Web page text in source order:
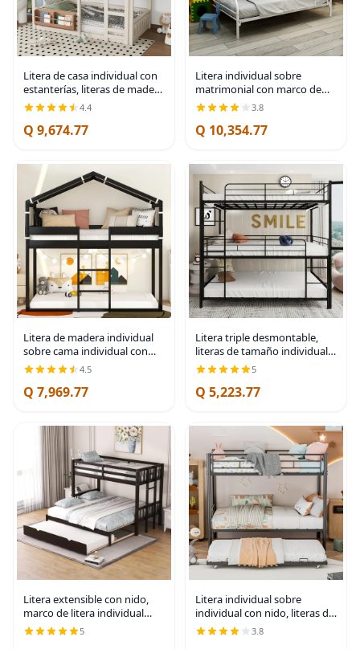
Litera de casa individual con
estanterías, literas de madera
individual sobre cama
individual con ventanas,
litera baja al suelo para niños,
4.4
Q 9,674.77
Litera individual sobre
matrimonial con marco de
metal y escalera, color blanco
3.8
Q 10,354.77
Litera de madera individual
sobre cama individual con
tienda de campaña, litera con
escalera para niños (expreso)
4.5
Q 7,969.77
Litera triple desmontable,
literas de tamaño individual
sobre individual para niños,
adolescentes y adultos,
marco de litera de metal
5
Q 5,223.77
Litera extensible con nido,
marco de litera individual
sobre doble, versión
mejorada, litera de madera
5
Litera individual sobre
individual con nido, literas de
metal resistente para niños,
litera triple convertible 3 en 1
3.8